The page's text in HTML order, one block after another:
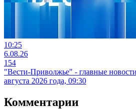
10:25
6.08.26
154
"Вести-Приволжье" - главные
августа 2026 года, 09:30
Комментарии